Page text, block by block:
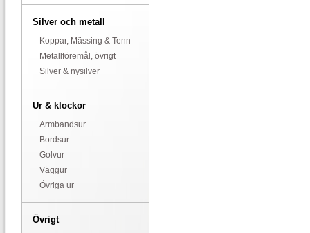
Silver och metall
Koppar, Mässing & Tenn
Metallföremål, övrigt
Silver & nysilver
Ur & klockor
Armbandsur
Bordsur
Golvur
Väggur
Övriga ur
Övrigt